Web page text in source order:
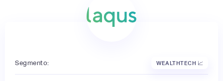
Segmento: WEALTHTECH 📈